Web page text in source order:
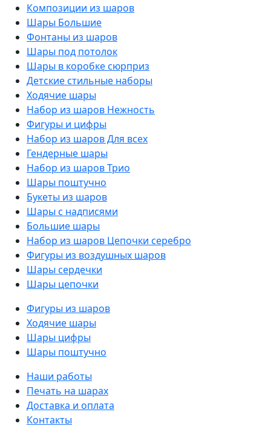
Композиции из шаров
Шары Большие
Фонтаны из шаров
Шары под потолок
Шары в коробке сюрприз
Детские стильные наборы
Ходячие шары
Набор из шаров Нежность
Фигуры и цифры
Набор из шаров Для всех
Гендерные шары
Набор из шаров Трио
Шары поштучно
Букеты из шаров
Шары с надписями
Большие шары
Набор из шаров Цепочки серебро
Фигуры из воздушных шаров
Шары сердечки
Шары цепочки
Фигуры из шаров
Ходячие шары
Шары цифры
Шары поштучно
Наши работы
Печать на шарах
Доставка и оплата
Контакты